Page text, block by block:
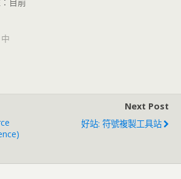
Next Post
好站: 符號複製工具站